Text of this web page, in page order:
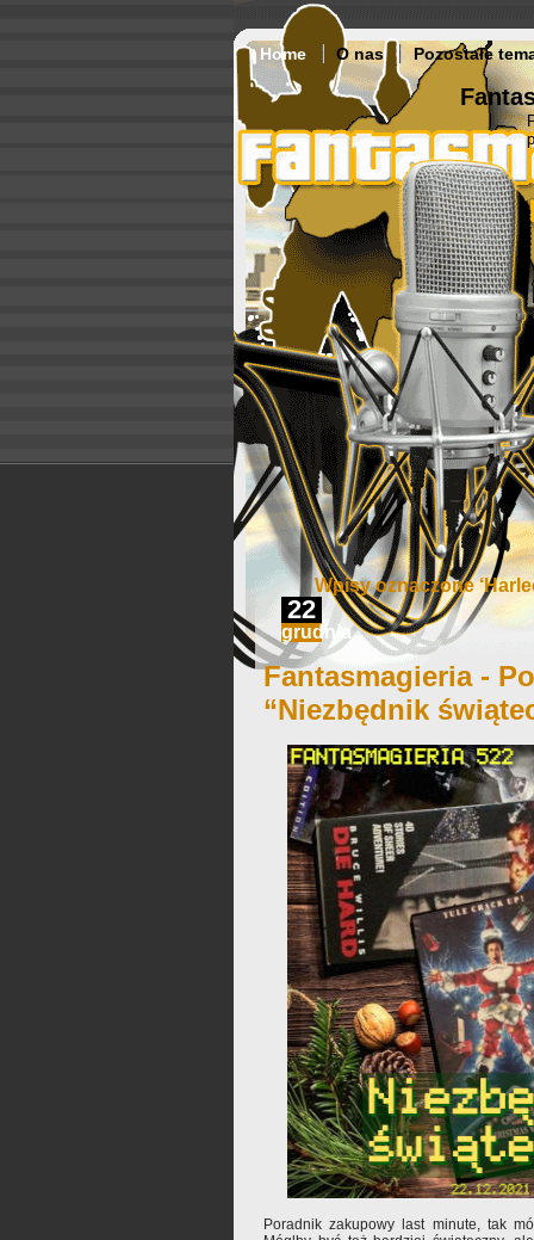
Home O nas Pozostałe
Wpisy oznaczone
22
grudnia
Fantasmagieria -
“Niezbędnik
Poradnik zakupowy last minute, tak